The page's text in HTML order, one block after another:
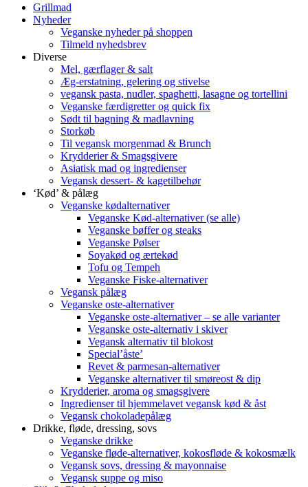
Grillmad
Nyheder
Veganske nyheder på shoppen
Tilmeld nyhedsbrev
Diverse
Mel, gærflager & salt
Æg-erstatning, gelering og stivelse
vegansk pasta, nudler, spaghetti, lasagne og tortellini
Veganske færdigretter og quick fix
Sødt til bagning & madlavning
Storkøb
Til vegansk morgenmad & Brunch
Krydderier & Smagsgivere
Asiatisk mad og ingredienser
Vegansk dessert- & kagetilbehør
‘Kød’ & pålæg
Veganske kødalternativer
Veganske Kød-alternativer (se alle)
Veganske bøffer og steaks
Veganske Pølser
Soyakød og ærtekød
Tofu og Tempeh
Veganske Fiske-alternativer
Vegansk pålæg
Veganske oste-alternativer
Veganske oste-alternativer – se alle varianter
Veganske oste-alternativ i skiver
Vegansk alternativ til blokost
Special’åste’
Revet & parmesan-alternativer
Veganske alternativer til smøreost & dip
Krydderier, aroma og smagsgivere
Ingredienser til hjemmelavet vegansk kød & åst
Vegansk chokoladepålæg
Drikke, fløde, dressing, sovs
Veganske drikke
Veganske fløde-alternativer, kokosfløde & kokosmælk
Vegansk sovs, dressing & mayonnaise
Vegansk suppe og miso